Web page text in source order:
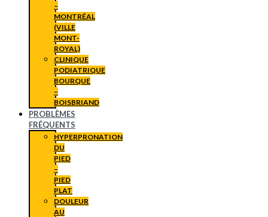
–
MONTRÉAL
(VILLE
MONT-
ROYAL)
CLINIQUE
PODIATRIQUE
BOURQUE
–
BOISBRIAND
PROBLÈMES
FRÉQUENTS
HYPERPRONATION
DU
PIED
–
PIED
PLAT
DOULEUR
AU